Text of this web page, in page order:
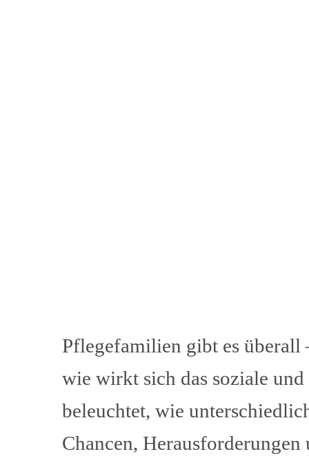
Pflegefamilien gibt es überall
wie wirkt sich das soziale
beleuchtet, wie
Chancen,